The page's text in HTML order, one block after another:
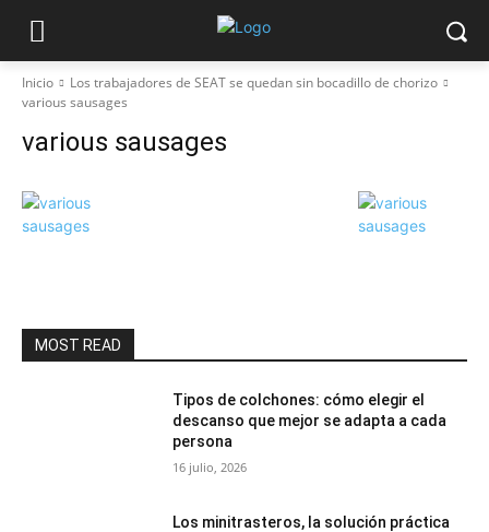
Inicio
Los trabajadores de SEAT se quedan sin bocadillo de chorizo
various sausages
various sausages
MOST READ
Tipos de colchones: cómo elegir el
descanso que mejor se adapta a cada
persona
16 julio, 2026
Los minitrasteros, la solución práctica